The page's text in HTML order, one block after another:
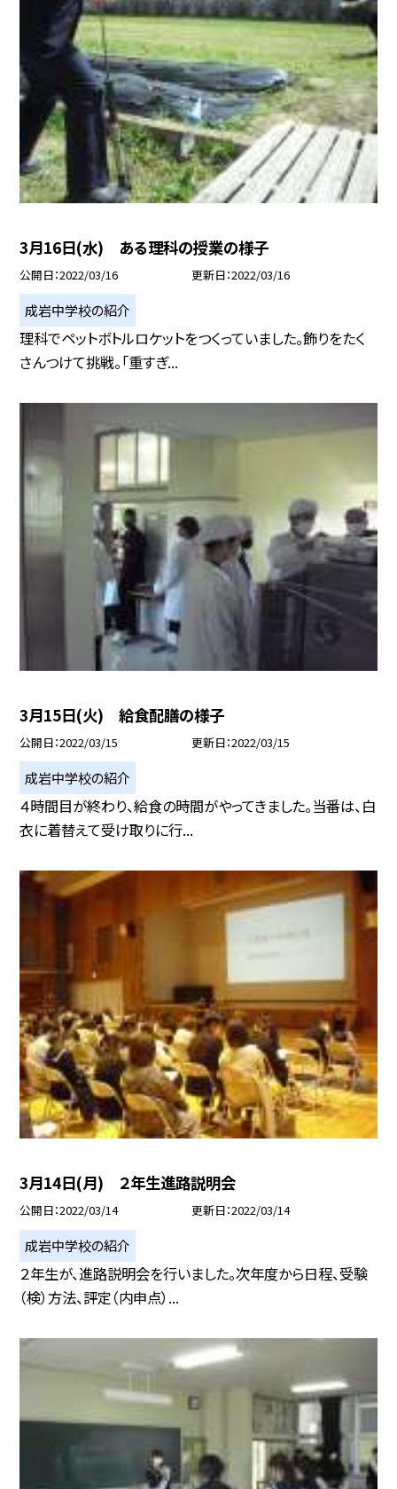
3月16日(水) ある理科の授業の様子
公開日 2022/03/16 更新日 2022/03/16
成岩中学校の紹介
理科でペットボトルロケットをつくっていました。飾りをたく
さんつけて挑戦。「重すぎ...
3月15日(火) 給食配膳の様子
公開日 2022/03/15 更新日 2022/03/15
成岩中学校の紹介
４時間目が終わり、給食の時間がやってきました。当番は、白
衣に着替えて受け取りに行...
3月14日(月) ２年生進路説明会
公開日 2022/03/14 更新日 2022/03/14
成岩中学校の紹介
２年生が、進路説明会を行いました。次年度から日程、受験
（検）方法、評定（内申点）...